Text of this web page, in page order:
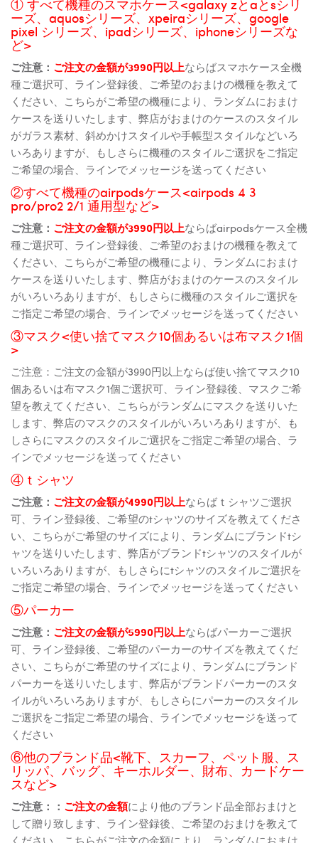
① すべて機種のスマホケース<galaxy zとaとsシリ
ーズ、aquosシリーズ、xpeiraシリーズ、google
pixel シリーズ、ipadシリーズ、iphoneシリーズな
ど>
ご注意： ご注文の金額が3990円以上ならばスマホケース全機
種ご選択可、ライン登録後、ご希望のおまけの機種を教えて
ください、こちらがご希望の機種により、ランダムにおまけ
ケースを送りいたします、弊店がおまけのケースのスタイル
がガラス素材、斜めかけスタイルや手帳型スタイルなどいろ
いろありますが、もしさらに機種のスタイルご選択をご指定
ご希望の場合、ラインでメッセージを送ってください
②すべて機種のairpodsケース<airpods 4 3
pro/pro2 2/1 通用型など>
ご注意： ご注文の金額が3990円以上ならばairpodsケース全機
種ご選択可、ライン登録後、ご希望のおまけの機種を教えて
ください、こちらがご希望の機種により、ランダムにおまけ
ケースを送りいたします、弊店がおまけのケースのスタイル
がいろいろありますが、もしさらに機種のスタイルご選択を
ご指定ご希望の場合、ラインでメッセージを送ってください
③マスク<使い捨てマスク10個あるいは布マスク1個
>
ご注意：ご注文の金額が3990円以上ならば使い捨てマスク10
個あるいは布マスク1個ご選択可、ライン登録後、マスクご希
望を教えてください、こちらがランダムにマスクを送りいた
します、弊店のマスクのスタイルがいろいろありますが、も
しさらにマスクのスタイルご選択をご指定ご希望の場合、ラ
インでメッセージを送ってください
④ｔシャツ
ご注意： ご注文の金額が4990円以上ならばｔシャツご選択
可、ライン登録後、ご希望のtシャツのサイズを教えてくださ
い、こちらがご希望のサイズにより、ランダムにブランドtシ
ャツを送りいたします、弊店がブランドtシャツのスタイルが
いろいろありますが、もしさらにtシャツのスタイルご選択を
ご指定ご希望の場合、ラインでメッセージを送ってください
⑤パーカー
ご注意： ご注文の金額が5990円以上ならばパーカーご選択
可、ライン登録後、ご希望のパーカーのサイズを教えてくだ
さい、こちらがご希望のサイズにより、ランダムにブランド
パーカーを送りいたします、弊店がブランドパーカーのスタ
イルがいろいろありますが、もしさらにパーカーのスタイル
ご選択をご指定ご希望の場合、ラインでメッセージを送って
ください
⑥他のブランド品<靴下、スカーフ、ペット服、ス
リッパ、バッグ、キーホルダー、財布、カードケー
スなど>
ご注意：： ご注文の金額により他のブランド品全部おまけと
して贈り致します、ライン登録後、ご希望のおまけを教えて
ください、こちらがご注文の金額により、ランダムにおまけ